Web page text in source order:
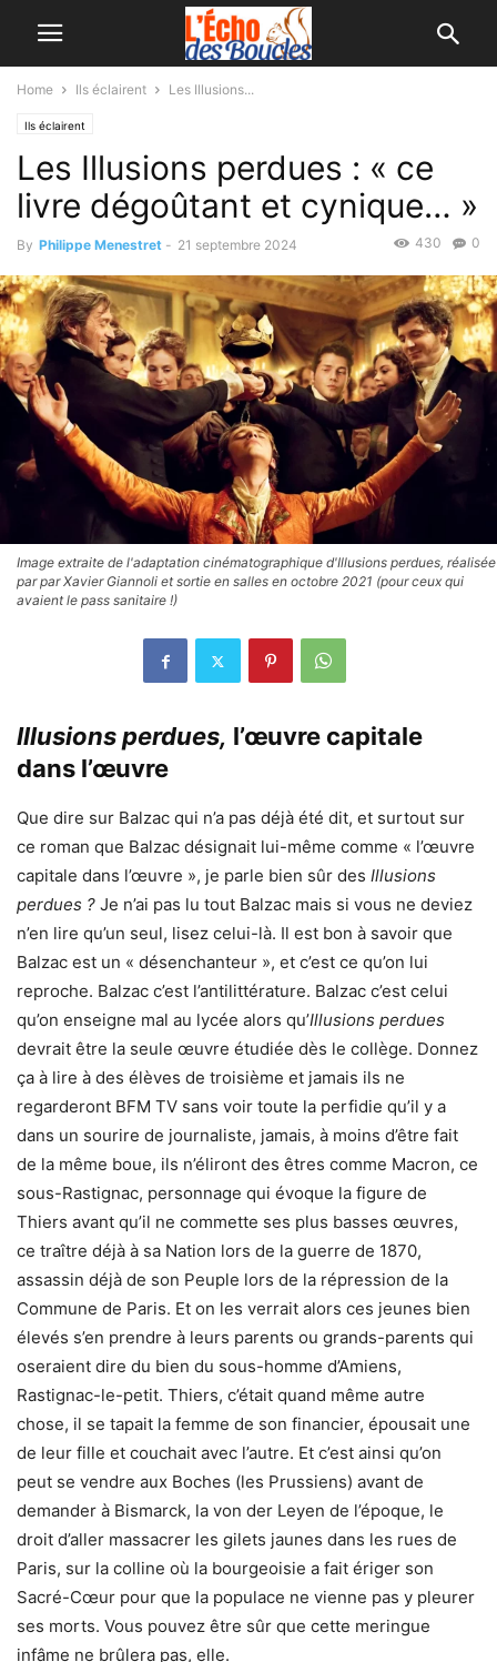
Home Ils éclairent Les Illusions...
Ils éclairent
Les Illusions perdues : « ce
livre dégoûtant et cynique… »
By Philippe Menestret - 21 septembre 2024 0
430
Image extraite de l'adaptation cinématographique d'Illusions perdues, réalisée
par par Xavier Giannoli et sortie en salles en octobre 2021 (pour ceux qui
avaient le pass sanitaire !)
Illusions perdues, l’œuvre capitale
dans l’œuvre
Que dire sur Balzac qui n’a pas déjà été dit, et surtout sur
ce roman que Balzac désignait lui-même comme « l’œuvre
capitale dans l’œuvre », je parle bien sûr des Illusions
perdues ? Je n’ai pas lu tout Balzac mais si vous ne deviez
n’en lire qu’un seul, lisez celui-là. Il est bon à savoir que
Balzac est un « désenchanteur », et c’est ce qu’on lui
reproche. Balzac c’est l’antilittérature. Balzac c’est celui
qu’on enseigne mal au lycée alors qu’Illusions perdues
devrait être la seule œuvre étudiée dès le collège. Donnez
ça à lire à des élèves de troisième et jamais ils ne
regarderont BFM TV sans voir toute la perfidie qu’il y a
dans un sourire de journaliste, jamais, à moins d’être fait
de la même boue, ils n’éliront des êtres comme Macron, ce
sous-Rastignac, personnage qui évoque la figure de
Thiers avant qu’il ne commette ses plus basses œuvres,
ce traître déjà à sa Nation lors de la guerre de 1870,
assassin déjà de son Peuple lors de la répression de la
Commune de Paris. Et on les verrait alors ces jeunes bien
élevés s’en prendre à leurs parents ou grands-parents qui
oseraient dire du bien du sous-homme d’Amiens,
Rastignac-le-petit. Thiers, c’était quand même autre
chose, il se tapait la femme de son financier, épousait une
de leur fille et couchait avec l’autre. Et c’est ainsi qu’on
peut se vendre aux Boches (les Prussiens) avant de
demander à Bismarck, la von der Leyen de l’époque, le
droit d’aller massacrer les gilets jaunes dans les rues de
Paris, sur la colline où la bourgeoisie a fait ériger son
Sacré-Cœur pour que la populace ne vienne pas y pleurer
ses morts. Vous pouvez être sûr que cette meringue
infâme ne brûlera pas, elle.